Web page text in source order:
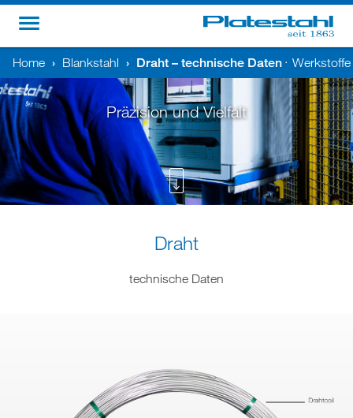
Home › Blankstahl › Draht – technische Daten • Werkstoffe
Präzision und Vielfalt
Draht
technische Daten